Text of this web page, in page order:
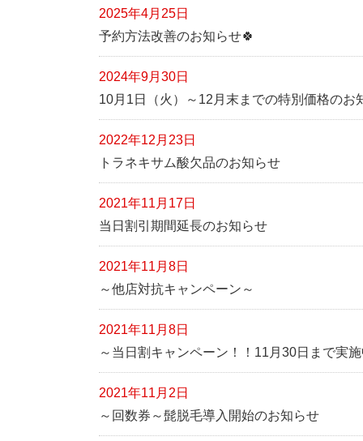
2025年4月25日
予約方法改善のお知らせ🍀
2024年9月30日
10月1日（火）～12月末までの特別価格のお
2022年12月23日
トラネキサム酸欠品のお知らせ
2021年11月17日
当日割引期間延長のお知らせ
2021年11月8日
～他店対抗キャンペーン～
2021年11月8日
～当日割キャンペーン！！11月30日まで実施
2021年11月2日
～回数券～髭脱毛導入開始のお知らせ